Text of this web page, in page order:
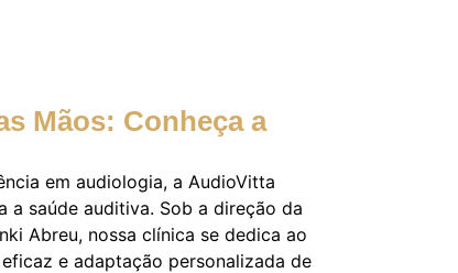
Mãos: Conheça a
em audiologia, a AudioVitta
a saúde auditiva. Sob a direção da
Abreu, nossa clínica se dedica ao
e adaptação personalizada de